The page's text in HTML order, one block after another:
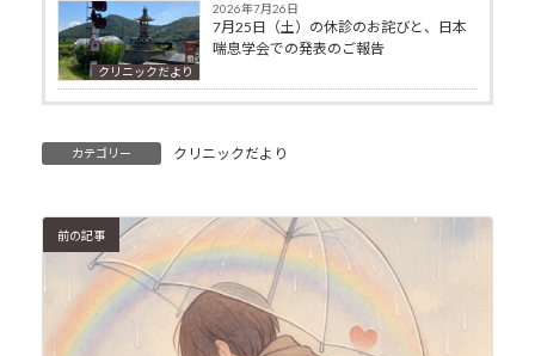
クリニックだより
2026年7月26日
7月25日（土）の休診のお詫びと、日本
喘息学会での発表のご報告
カテゴリー クリニックだより
前の記事